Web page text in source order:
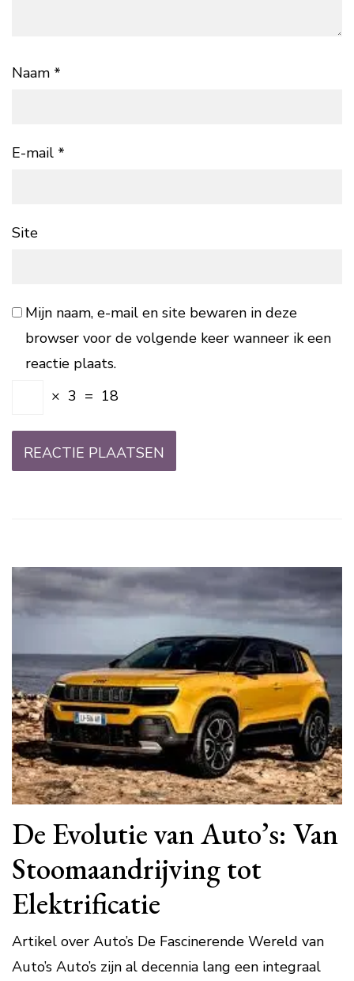
Naam *
E-mail *
Site
Mijn naam, e-mail en site bewaren in deze
browser voor de volgende keer wanneer ik een
reactie plaats.
× 3 = 18
De Evolutie van Auto’s: Van
Stoomaandrijving tot
Elektrificatie
Artikel over Auto’s De Fascinerende Wereld van
Auto’s Auto’s zijn al decennia lang een integraal